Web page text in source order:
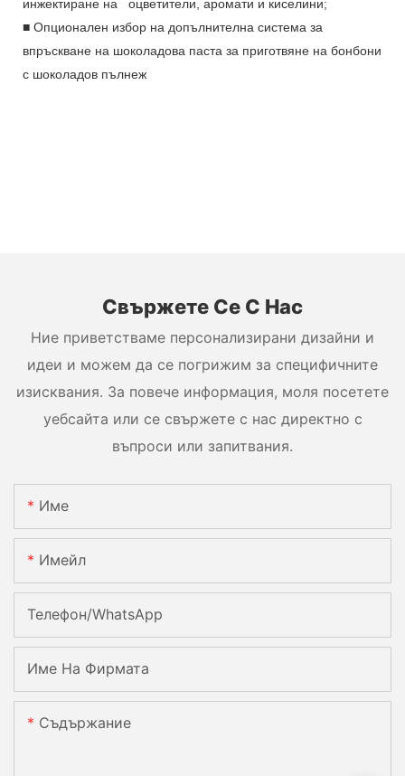
инжектиране на
оцветители, аромати и киселини;
■ Опционален избор на допълнителна система за
впръскване на шоколадова паста за приготвяне на бонбони
с шоколадов пълнеж
Свържете Се С Нас
Ние приветстваме персонализирани дизайни и
идеи и можем да се погрижим за специфичните
изисквания. За повече информация, моля посетете
уебсайта или се свържете с нас директно с
въпроси или запитвания.
Име
Имейл
Телефон/WhatsApp
Име На Фирмата
Съдържание